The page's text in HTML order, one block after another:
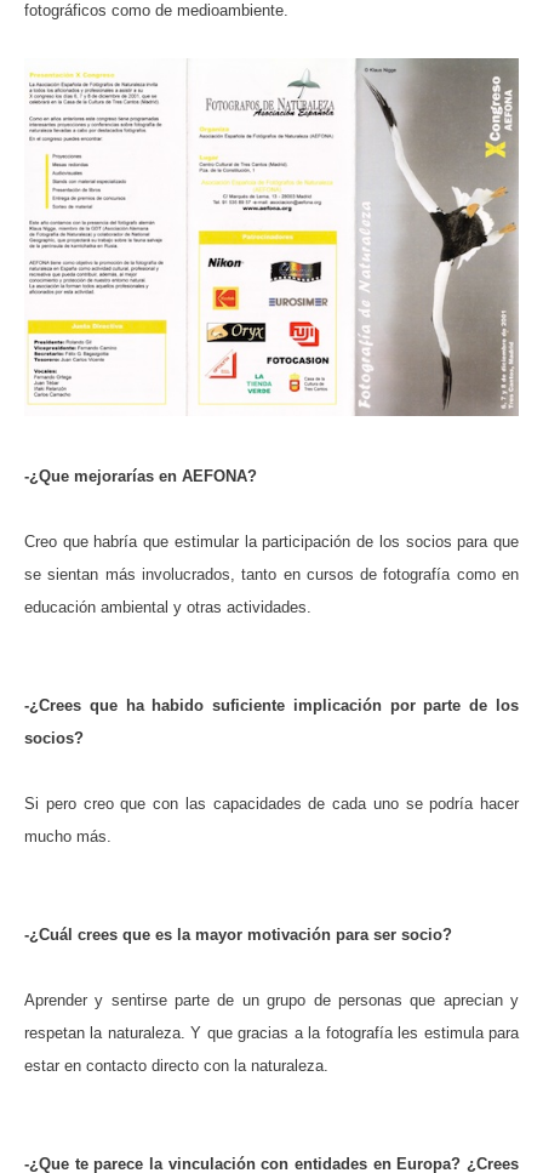
fotográficos como de medioambiente.
-¿Que mejorarías en AEFONA?
Creo que habría que estimular la participación de los socios para que
se sientan más involucrados, tanto en cursos de fotografía como en
educación ambiental y otras actividades.
-¿Crees que ha habido suficiente implicación por parte de los
socios?
Si pero creo que con las capacidades de cada uno se podría hacer
mucho más.
-¿Cuál crees que es la mayor motivación para ser socio?
Aprender y sentirse parte de un grupo de personas que aprecian y
respetan la naturaleza. Y que gracias a la fotografía les estimula para
estar en contacto directo con la naturaleza.
-¿Que te parece la vinculación con entidades en Europa? ¿Crees